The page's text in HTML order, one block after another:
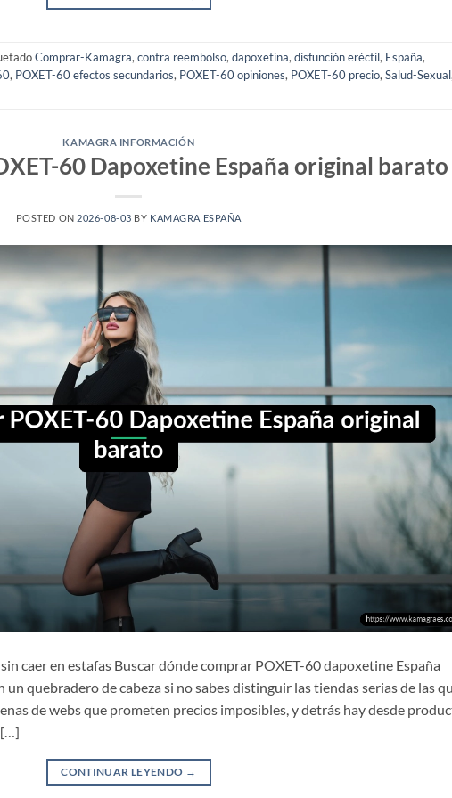
Comprar-Kamagra, contra reembolso, dapoxetina, disfunción eréctil, España,
, POXET-60 efectos secundarios, POXET-60 opiniones, POXET-60 precio, Salud-Sexual
KAMAGRA INFORMACIÓN
60 Dapoxetine España original barato
POSTED ON 2026-08-03 BY KAMAGRA ESPAÑA
caer en estafas Buscar dónde comprar POXET-60 dapoxetine España
quebradero de cabeza si no sabes distinguir las tiendas serias de las
de webs que prometen precios imposibles, y detrás hay desde
[…]
CONTINUAR LEYENDO →